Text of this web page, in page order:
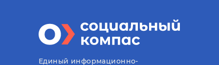
Единый информационно-